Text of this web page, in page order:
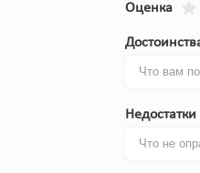
Оценка
Недостатки